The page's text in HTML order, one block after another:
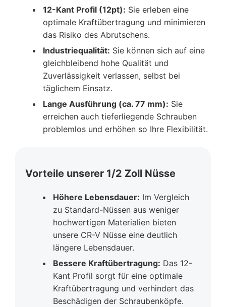
12-Kant Profil (12pt): Sie erleben eine
optimale Kraftübertragung und minimieren
das Risiko des Abrutschens.
Industriequalität: Sie können sich auf eine
gleichbleibend hohe Qualität und
Zuverlässigkeit verlassen, selbst bei
täglichem Einsatz.
Lange Ausführung (ca. 77 mm): Sie
erreichen auch tieferliegende Schrauben
problemlos und erhöhen so Ihre Flexibilität.
Vorteile unserer 1/2 Zoll Nüsse
Höhere Lebensdauer: Im Vergleich
zu Standard-Nüssen aus weniger
hochwertigen Materialien bieten
unsere CR-V Nüsse eine deutlich
längere Lebensdauer.
Bessere Kraftübertragung: Das 12-
Kant Profil sorgt für eine optimale
Kraftübertragung und verhindert das
Beschädigen der Schraubenköpfe.